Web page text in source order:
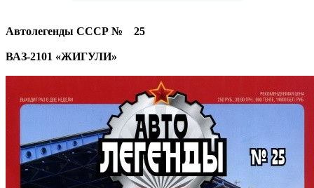
Автолегенды СССР № 25
ВАЗ-2101 «ЖИГУЛИ»